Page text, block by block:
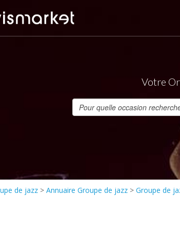
Votre
de jazz > Annuaire Groupe de jazz > Groupe de